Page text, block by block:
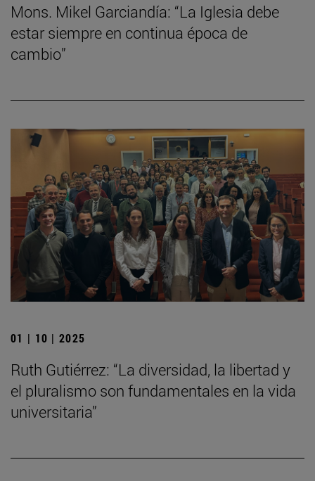
Mons. Mikel Garciandía: “La Iglesia debe
estar siempre en continua época de
cambio”
01 | 10 | 2025
Ruth Gutiérrez: “La diversidad, la libertad y
el pluralismo son fundamentales en la vida
universitaria”